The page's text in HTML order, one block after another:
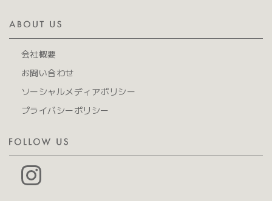
会社概要
お問い合わせ
ソーシャルメディアポリシー
プライバシーポリシー